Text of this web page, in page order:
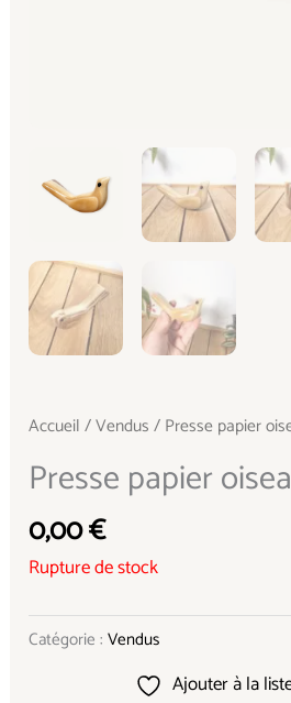
Accueil /Vendus / Presse papier
Presse papier
0,00€
Rupture de stock
Catégorie :Vendus
Ajouter à la